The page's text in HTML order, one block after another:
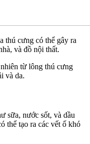
thú cưng có thể gây ra
và đồ nội thất.
từ lông thú cưng
và da.
sữa, nước sốt, và dầu
thể tạo ra các vết ố khó